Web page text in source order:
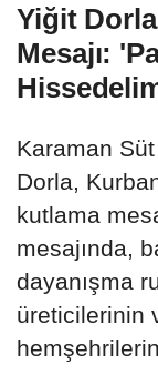
Yiğit
Mesajı:
Karaman
Dorla,
kutlama
mesajında,
dayanışma
üreticilerinin